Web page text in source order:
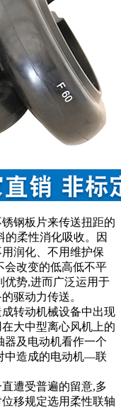
钢板片来传送扭距的
的柔性消化吸收。因
润化、不用维护保
会改变的低高低不平
优势,进而广泛运用于
驱动力传送。
转动机械设备中出现
大中型离心风机上的
器及电动机看作一个
中造成的电动机—联
遭受普遍的留意,多
移规定选用柔性联轴